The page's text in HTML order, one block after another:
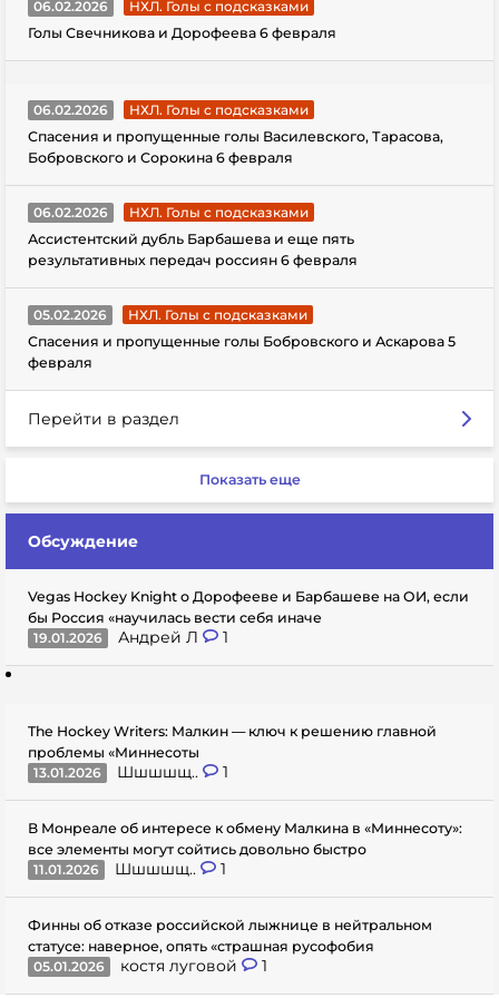
06.02.2026
НХЛ. Голы с подсказками
Голы Свечникова и Дорофеева 6 февраля
06.02.2026
НХЛ. Голы с подсказками
Спасения и пропущенные голы Василевского, Тарасова,
Бобровского и Сорокина 6 февраля
06.02.2026
НХЛ. Голы с подсказками
Ассистентский дубль Барбашева и еще пять
результативных передач россиян 6 февраля
05.02.2026
НХЛ. Голы с подсказками
Спасения и пропущенные голы Бобровского и Аскарова 5
февраля
Перейти в раздел
Показать еще
Обсуждение
Vegas Hockey Knight о Дорофееве и Барбашеве на ОИ, если
бы Россия «научилась вести себя иначе
19.01.2026
Андрей Л 1
The Hockey Writers: Малкин — ключ к решению главной
проблемы «Миннесоты
13.01.2026
Шшшшщ.. 1
В Монреале об интересе к обмену Малкина в «Миннесоту»:
все элементы могут сойтись довольно быстро
11.01.2026
Шшшшщ.. 1
Финны об отказе российской лыжнице в нейтральном
статусе: наверное, опять «страшная русофобия
05.01.2026
костя луговой 1